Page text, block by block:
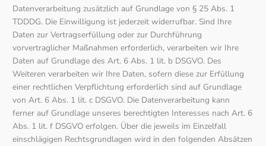
Datenverarbeitung zusätzlich auf Grundlage von § 25 Abs. 1
TDDDG. Die Einwilligung ist jederzeit widerrufbar. Sind Ihre
Daten zur Vertragserfüllung oder zur Durchführung
vorvertraglicher Maßnahmen erforderlich, verarbeiten wir Ihre
Daten auf Grundlage des Art. 6 Abs. 1 lit. b DSGVO. Des
Weiteren verarbeiten wir Ihre Daten, sofern diese zur Erfüllung
einer rechtlichen Verpflichtung erforderlich sind auf Grundlage
von Art. 6 Abs. 1 lit. c DSGVO. Die Datenverarbeitung kann
ferner auf Grundlage unseres berechtigten Interesses nach Art. 6
Abs. 1 lit. f DSGVO erfolgen. Über die jeweils im Einzelfall
einschlägigen Rechtsgrundlagen wird in den folgenden Absätzen